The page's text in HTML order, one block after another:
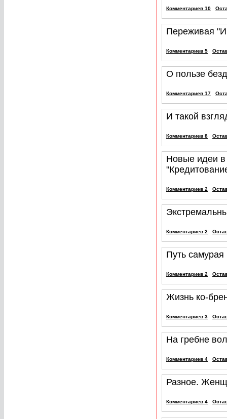
Комментариев 10
Переживая
Комментариев 5
О пользе
Комментариев 17
И такой
Комментариев 8
Новые идеи в
Комментариев 2
Комментариев 2
Путь
Комментариев 2
Жизнь ко-
Комментариев 3
На гребне
Комментариев 4
Разное.
Комментариев 4